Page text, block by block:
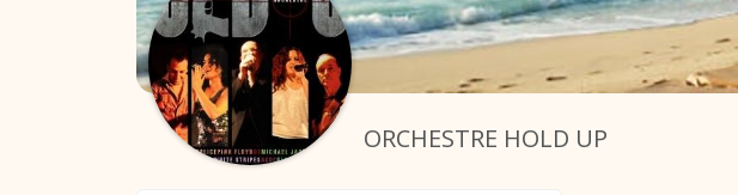
ORCHESTRE HOLD UP